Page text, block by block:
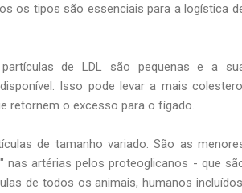
os tipos são essenciais para a logística
de LDL são pequenas e a
Isso pode levar a mais
retornem o excesso para o fígado.
de tamanho variado. São as
nas artérias pelos proteoglicanos - que
de todos os animais, humanos incluídos.